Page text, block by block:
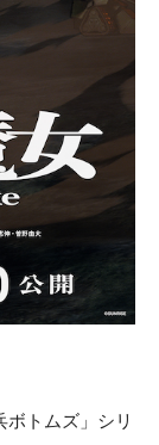
トムズ」シリ